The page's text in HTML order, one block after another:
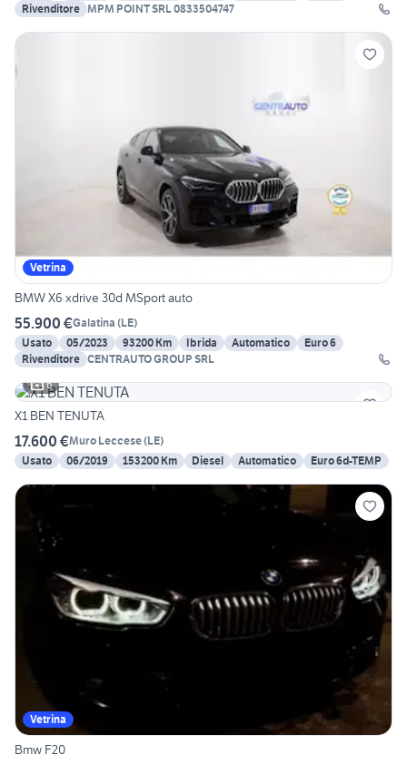
Rivenditore MPM POINT SRL 0833504747
Vetrina
BMW X6 xdrive 30d MSport auto
55.900 €Galatina (LE)
Usato
05/2023 93200 Km Ibrida Automatico
Euro 6
Rivenditore CENTRAUTO GROUP SRL
6
X1 BEN TENUTA
17.600 €Muro Leccese(LE)
Usato
06/2019 153200 Km Diesel Automatico Euro 6d-TEMP
Vetrina
Bmw F20